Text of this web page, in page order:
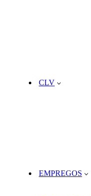
CLV
EMPREGOS